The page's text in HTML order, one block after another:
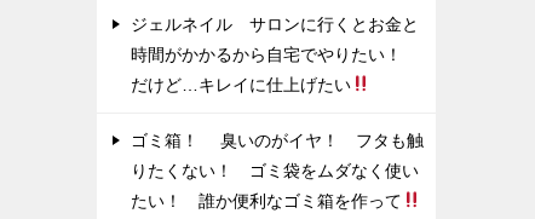
ジェルネイル サロンに行くとお金と
時間がかかるから自宅でやりたい！
だけど…キレイに仕上げたい
ゴミ箱！ 臭いのがイヤ！ フタも触
りたくない！ ゴミ袋をムダなく使い
たい！ 誰か便利なゴミ箱を作って